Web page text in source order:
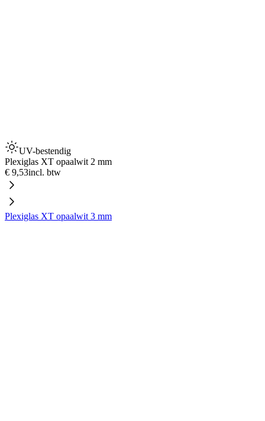
UV-bestendig
Plexiglas XT opaalwit 2 mm
€ 9,53incl. btw
Plexiglas XT opaalwit 3 mm